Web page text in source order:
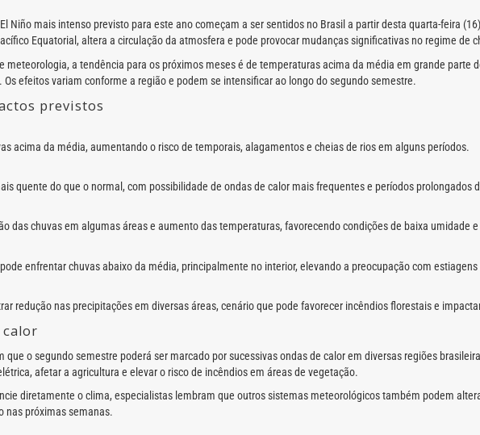
Niño mais intenso previsto para este ano começam a ser sentidos no Brasil a partir desta quarta-feira
Equatorial, altera a circulação da atmosfera e pode provocar mudanças significativas no regime de
meteorologia, a tendência para os próximos meses é de temperaturas acima da média em grande parte
Os efeitos variam conforme a região e podem se intensificar ao longo do segundo semestre.
previstos
acima da média, aumentando o risco de temporais, alagamentos e cheias de rios em alguns períodos.
quente do que o normal, com possibilidade de ondas de calor mais frequentes e períodos prolongados
das chuvas em algumas áreas e aumento das temperaturas, favorecendo condições de baixa umidade
enfrentar chuvas abaixo da média, principalmente no interior, elevando a preocupação com
redução nas precipitações em diversas áreas, cenário que pode favorecer incêndios florestais e
calor
que o segundo semestre poderá ser marcado por sucessivas ondas de calor em diversas regiões
afetar a agricultura e elevar o risco de incêndios em áreas de vegetação.
diretamente o clima, especialistas lembram que outros sistemas meteorológicos também podem
nas próximas semanas.